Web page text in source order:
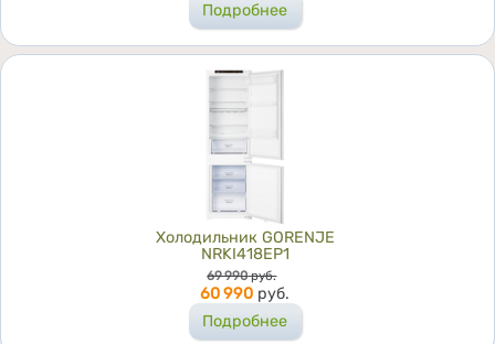
Подробнее
Холодильник GORENJE
NRKI418EP1
Цена
69 990 руб.
60 990 руб.
Подробнее